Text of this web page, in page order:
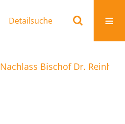
Detailsuche
Nachlass Bischof Dr.